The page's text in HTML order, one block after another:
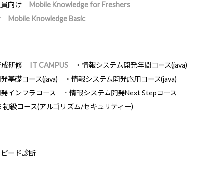
向け
Mobile Knowledge for Freshers
Mobile Knowledge Basic
研修 IT CAMPUS
情報システム開発年間コース(java)
基礎コース(java)
情報システム開発応用コース(java)
インフラコース
情報システム開発Next Stepコース
級コース(アルゴリズム/セキュリティー)
ード診断